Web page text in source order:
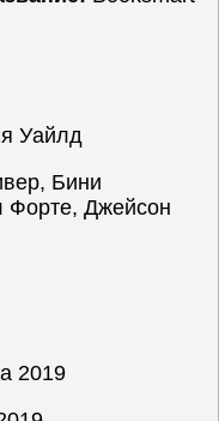
Уайлд
Бини
Форте, Джейсон
2019